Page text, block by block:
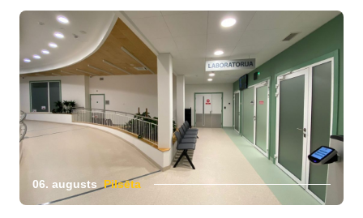
06. augusts Pilsēta